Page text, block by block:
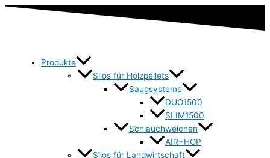
Produkte
Silos für Holzpellets
Saugsysteme
DUO1500
SLIM1500
Schlauchweichen
AIR+HOP
Silos für Landwirtschaft